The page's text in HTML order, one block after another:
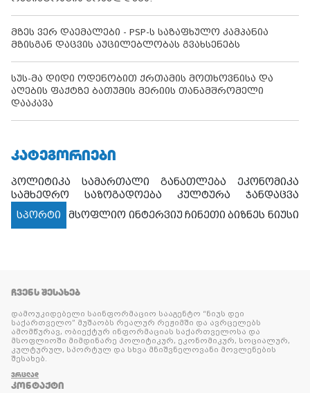
მზეს ვერ დაემალები - PSP-ს საზაფხულო კამპანია
მზისგან დაცვის აუცილებლობას გვახსენებს
სუს-მა დიდი ოდენობით ქრთამის მოთხოვნისა და
აღების ფაქტზე ბათუმის მერიის თანამშრომელი
დააკავა
ᲙᲐᲢᲔᲒᲝᲠᲘᲔᲑᲘ
პოლიტიკა სამართალი განათლება
ეკონომიკა
სამხედრო
საზოგადოება კულტურა
ჯანდაცვა
სპორტი
მსოფლიო ინტერვიუ ჩინეთი ბიზნეს ნიუსი
ᲩᲕᲔᲜᲡ ᲨᲔᲡᲐᲮᲔᲑ
დამოუკიდებელი საინფორმაციო სააგენტო “ნიუს დეი
საქართველო” მუშაობს რეალურ რეჟიმში და ავრცელებს
ამომწურავ, ობიექტურ ინფორმაციას საქართველოსა და
მსოფლიოში მიმდინარე პოლიტიკურ, ეკონომიკურ, სოციალურ,
კულტურულ, სპორტულ და სხვა მნიშვნელოვანი მოვლენების
შესახებ.
ᲕᲠᲪᲚᲐᲓ
ᲙᲝᲜᲢᲐᲥᲢᲘ